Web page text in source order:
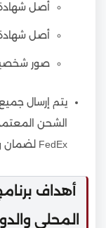
أصل شهادة
أصل شهادة
صور
يتم إرسال
FedEx لضمان وصولها بأمان وبشكل رسمي.
المحلي